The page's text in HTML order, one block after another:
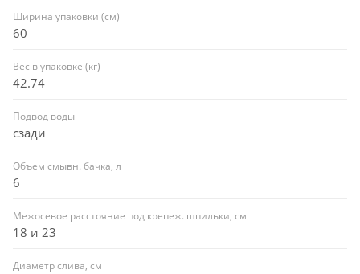
Ширина упаковки (см)
60
Вес в упаковке (кг)
42.74
Подвод воды
сзади
Объем смывн. бачка, л
6
Межосевое расстояние под крепеж. шпильки, см
18 и 23
Диаметр слива, см